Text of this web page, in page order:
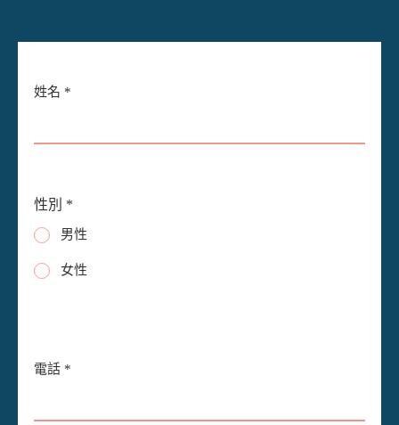
E
i
姓名 *
性別 *
男性
女性
電話 *